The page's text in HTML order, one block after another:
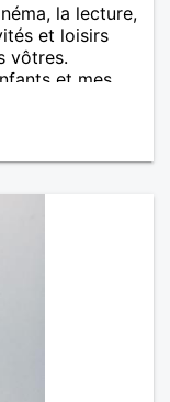
la lecture,
et loisirs
vôtres.
et mes
l’école, pour le
à l’écoute,
pour une
et où
Je
Au plaisir de